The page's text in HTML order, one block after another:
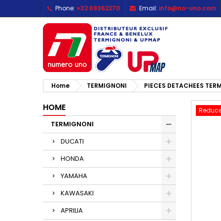
Phone: +32 69362270 Email: info@no-uno.com
Home TERMIGNONI PIECES DETACHEES
HOME
TERMIGNONI
DUCATI
HONDA
YAMAHA
KAWASAKI
APRILIA